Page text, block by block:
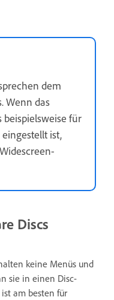
dem
Wenn das
beispielsweise für
ist,
Discs
keine Menüs und
sie in einen Disc-
am besten für